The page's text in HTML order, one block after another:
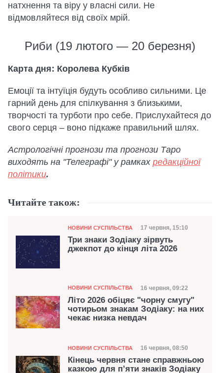
натхнення та віру у власні сили. Не
відмовляйтеся від своїх мрій.
Риби (19 лютого — 20 березня)
Карта дня: Королева Кубків
Емоції та інтуїція будуть особливо сильними. Це
гарний день для спілкування з близькими,
творчості та турботи про себе. Прислухайтеся до
свого серця – воно підкаже правильний шлях.
Астрологічні прогнози та прогнози Таро
виходять на "Телеграфі" у рамках редакційної
політики.
Читайте також:
Категорія
НОВИНИ СУСПІЛЬСТВА Дата публікації
17 червня, 15:10
Три знаки Зодіаку зірвуть
джекпот до кінця літа 2026
Категорія
НОВИНИ СУСПІЛЬСТВА Дата публікації
16 червня, 09:22
Літо 2026 обіцяє "чорну смугу"
чотирьом знакам Зодіаку: на них
чекає низка невдач
Категорія
НОВИНИ СУСПІЛЬСТВА Дата публікації
16 червня, 08:50
Кінець червня стане справжньою
казкою для п’яти знаків Зодіаку